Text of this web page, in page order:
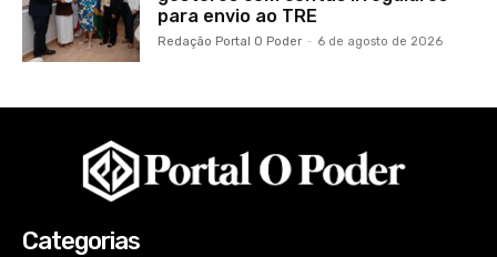
para envio ao TRE
Redação Portal O Poder - 6 de agosto de 2026
Categorias